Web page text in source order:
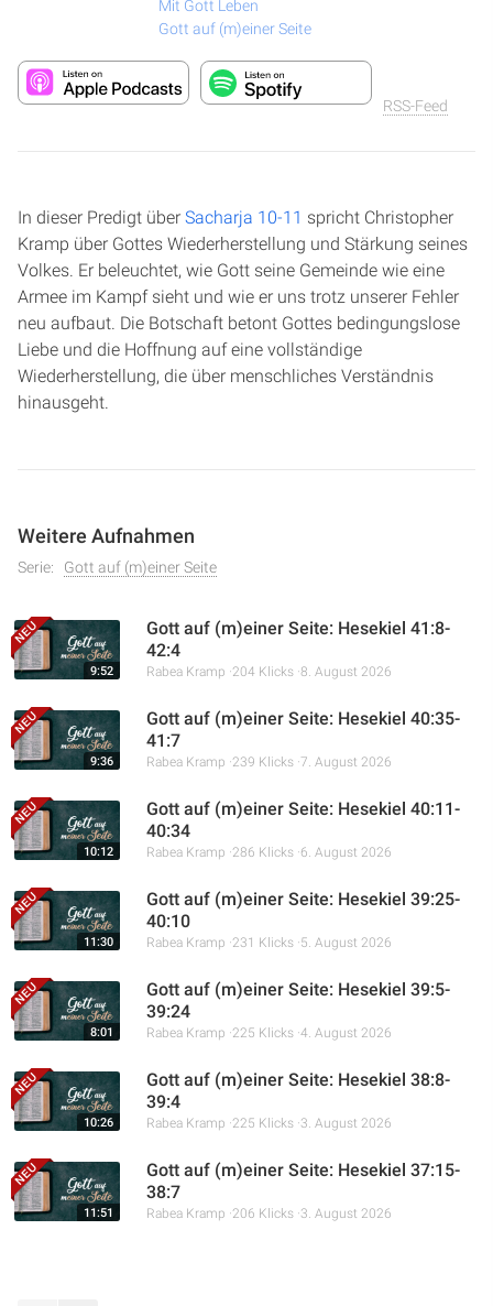
Mit Gott Leben
Gott auf (m)einer Seite
RSS-Feed
In dieser Predigt über Sacharja 10-11 spricht Christopher
Kramp über Gottes Wiederherstellung und Stärkung seines
Volkes. Er beleuchtet, wie Gott seine Gemeinde wie eine
Armee im Kampf sieht und wie er uns trotz unserer Fehler
neu aufbaut. Die Botschaft betont Gottes bedingungslose
Liebe und die Hoffnung auf eine vollständige
Wiederherstellung, die über menschliches Verständnis
hinausgeht.
Weitere Aufnahmen
Serie: Gott auf (m)einer Seite
9:52
Gott auf (m)einer Seite: Hesekiel 41:8-
42:4
Rabea Kramp 204 Klicks 8. August 2026
9:36
Gott auf (m)einer Seite: Hesekiel 40:35-
41:7
Rabea Kramp 239 Klicks 7. August 2026
10:12
Gott auf (m)einer Seite: Hesekiel 40:11-
40:34
Rabea Kramp 286 Klicks 6. August 2026
11:30
Gott auf (m)einer Seite: Hesekiel 39:25-
40:10
Rabea Kramp 231 Klicks 5. August 2026
8:01
Gott auf (m)einer Seite: Hesekiel 39:5-
39:24
Rabea Kramp 225 Klicks 4. August 2026
10:26
Gott auf (m)einer Seite: Hesekiel 38:8-
39:4
Rabea Kramp 225 Klicks 3. August 2026
11:51
Gott auf (m)einer Seite: Hesekiel 37:15-
38:7
Rabea Kramp 206 Klicks 3. August 2026